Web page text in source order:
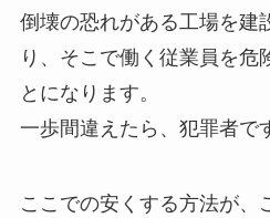
倒壊の恐れがある工場を建
り、そこで働く従業員を危
とになります。
一歩間違えたら、犯罪者で
ここでの安くする方法が、